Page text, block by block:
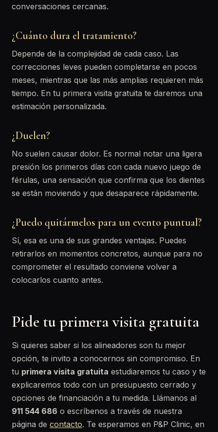
conversaciones cercanas.
¿Cuánto dura el tratamiento?
Depende de la complejidad de cada caso. Las
correcciones leves pueden completarse en pocos
meses, mientras que las más amplias requieren más
tiempo. En tu primera visita gratuita te daremos una
estimación personalizada.
¿Duelen?
No suelen causar dolor. Es normal notar una ligera
presión los primeros días con cada nuevo juego de
férulas, una sensación que confirma que los dientes
se están moviendo y que desaparece rápidamente.
¿Puedo quitármelos para un evento puntual?
Sí, esa es una de sus grandes ventajas. Puedes
retirarlos en momentos concretos, aunque para no
comprometer el resultado conviene volver a
colocarlos cuanto antes.
Pide tu primera visita gratuita
Si quieres saber si los alineadores son tu mejor
opción, te invito a conocernos sin compromiso. En
tu primera visita gratuita estudiaremos tu caso y te
explicaremos todo con un presupuesto cerrado y
opciones de financiación a tu medida. Llámanos al
911 544 686 o escríbenos a través de nuestra
página de contacto. Te esperamos en P&P Clinic, en